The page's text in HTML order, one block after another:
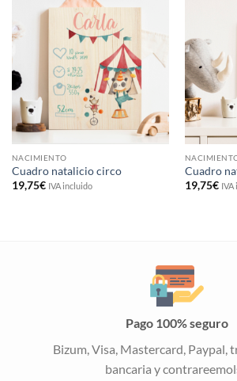
NACIMIENTO
Cuadro natalicio circo
19,75€ IVA incluido
Cuadro
19,75€ IVA
Pago 100% seguro
Bizum, Visa, Mastercard, Paypal,
bancaria y